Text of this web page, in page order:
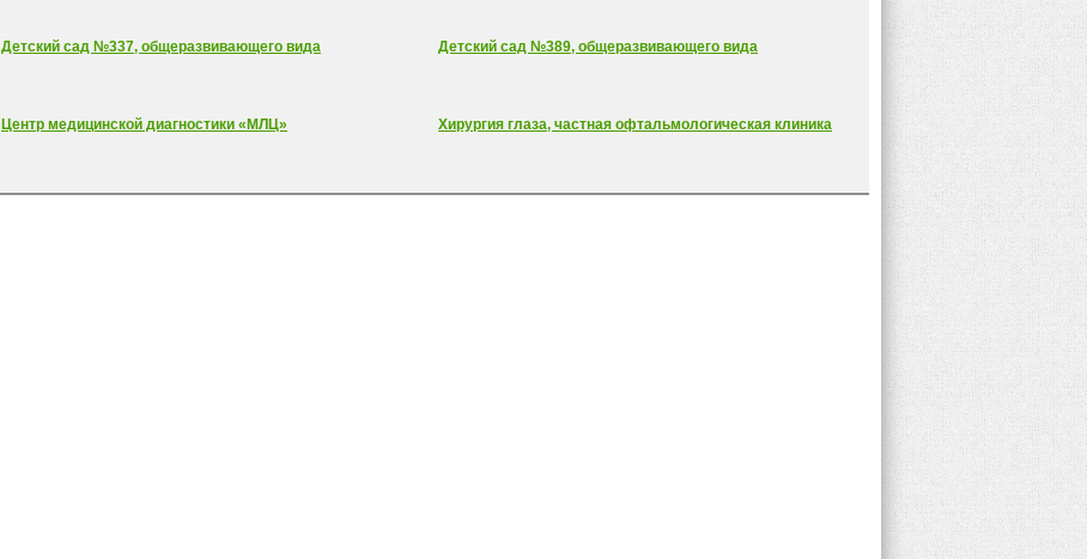
Детский сад №337, общеразвивающего вида Детский сад №389, общеразвивающего вида
Центр медицинской диагностики «МЛЦ» Хирургия глаза, частная офтальмологическая клиника